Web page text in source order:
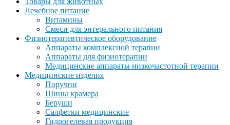
Лечебное питание
Витамины
Смеси для энтерального питания
Физиотерапевтическое оборудование
Аппараты комплексной терапии
Аппараты для физиотерапии
Медицинские аппараты низкочастотной терапии
Медицинские изделия
Поручни
Шины крамера
Беруши
Салфетки медицинские
Гидрогелевая продукция